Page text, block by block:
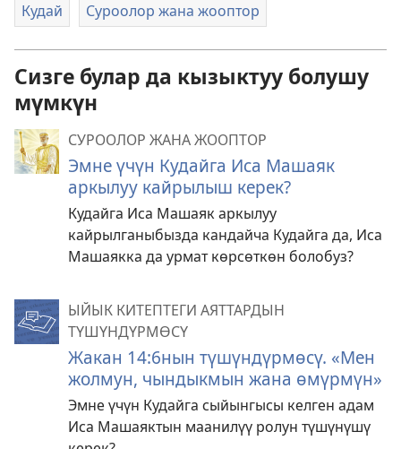
Кудай Суроолор жана жооптор
Сизге булар да кызыктуу болушу
мүмкүн
СУРООЛОР ЖАНА ЖООПТОР
Эмне үчүн Кудайга Иса Машаяк
аркылуу кайрылыш керек?
Кудайга Иса Машаяк аркылуу
кайрылганыбызда кандайча Кудайга да, Иса
Машаякка да урмат көрсөткөн болобуз?
ЫЙЫК КИТЕПТЕГИ АЯТТАРДЫН
ТҮШҮНДҮРМӨСҮ
Жакан 14:6нын түшүндүрмөсү. «Мен
жолмун, чындыкмын жана өмүрмүн»
Эмне үчүн Кудайга сыйынгысы келген адам
Иса Машаяктын маанилүү ролун түшүнүшү